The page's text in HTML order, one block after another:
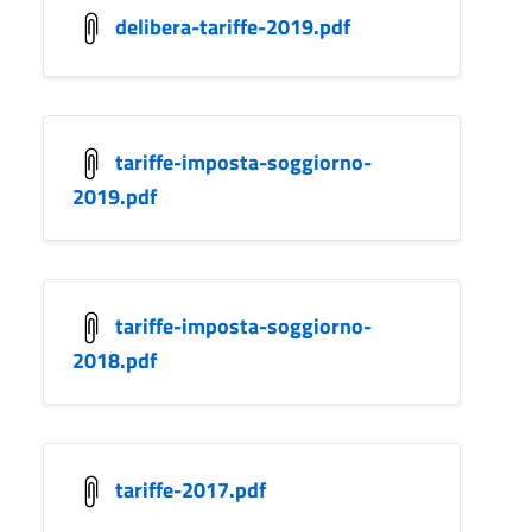
delibera-tariffe-2019.pdf
tariffe-imposta-soggiorno-
2019.pdf
tariffe-imposta-soggiorno-
2018.pdf
tariffe-2017.pdf